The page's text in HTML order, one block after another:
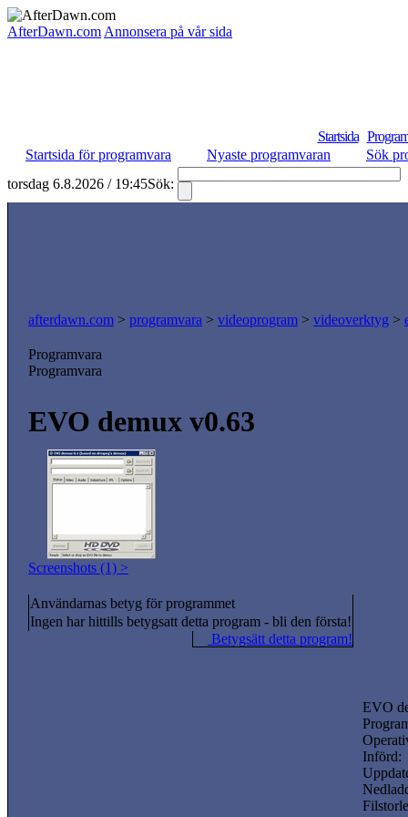
AfterDawn.com Annonsera på vår sida
Startsida
Startsida för programvara
Nyaste programvaran
Sök
torsdag 6.8.2026 / 19:45Sök:
afterdawn.com > programvara > videoprogram > videoverktyg >
Programvara
Programvara
EVO demux v0.63
Screenshots (1) >
EVO
Införd:
Användarnas betyg för programmet
Ingen har hittills betygsatt detta program - bli den första!
Betygsätt detta program!